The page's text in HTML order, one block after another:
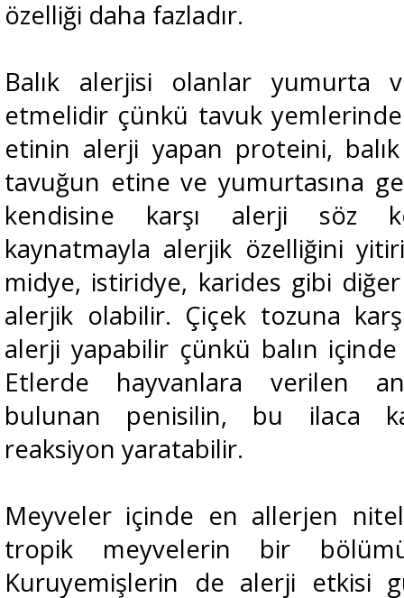
özelliği daha fazladır.
Balık alerjisi olanlar yumurta
etmelidir çünkü tavuk yemlerinde
etinin alerji yapan proteini,
tavuğun etine ve yumurtasına
kendisine karşı alerji söz
kaynatmayla alerjik özelliğini
midye, istiridye, karides gibi
alerjik olabilir. Çiçek tozuna
alerji yapabilir çünkü balın
Etlerde hayvanlara verilen
bulunan penisilin, bu ilaca
reaksiyon yaratabilir.
Meyveler içinde en allerjen
tropik meyvelerin bir
Kuruyemişlerin de alerji etkisi